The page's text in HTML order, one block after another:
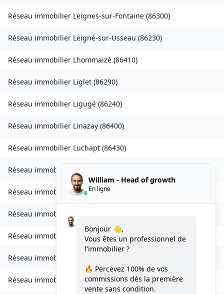
Réseau immobilier Leignes-sur-Fontaine (86300)
Réseau immobilier Leigné-sur-Usseau (86230)
Réseau immobilier Lhommaizé (86410)
Réseau immobilier Liglet (86290)
Réseau immobilier Ligugé (86240)
Réseau immobilier Linazay (86400)
Réseau immobilier Luchapt (86430)
Réseau immobilier
Réseau immobilierMessemé(86200
Réseau immobilier
Réseau immobilier Montamisé(86360)
Réseau immobilier
Réseau immobilier Montmorillon(86500
William - Head of growth
En ligne
Bonjour 👋,
Vous êtes un professionnel de
l'immobilier ?
🔥 Percevez 100% de vos
commissions dès la première
vente sans condition.